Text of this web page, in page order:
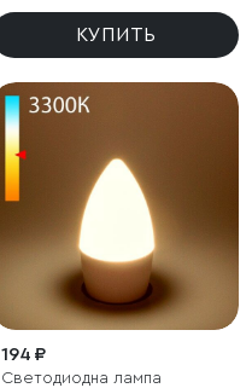
КУПИТЬ
194 ₽
Светодиодна лампа